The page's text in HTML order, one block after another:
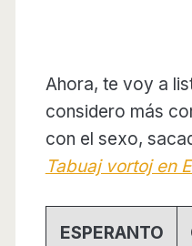
Ahora, te voy a
considero más
con el sexo,
Tabuaj vortoj en
ESPERANTO